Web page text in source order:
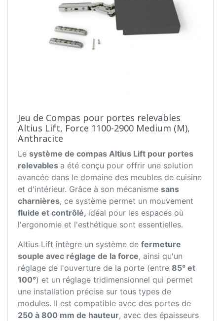
Jeu de Compas pour portes relevables
Altius Lift, Force 1100-2900 Medium (M),
Anthracite
Le système de compas Altius Lift pour portes
relevables a été conçu pour offrir une solution
avancée dans le domaine des meubles de cuisine
et d'intérieur. Grâce à son mécanisme sans
charnières, ce système permet un mouvement
fluide et contrôlé, idéal pour les espaces où
l'ergonomie et l'esthétique sont essentielles.
Altius Lift intègre un système de fermeture
souple avec réglage de la force, ainsi qu'un
réglage de l'ouverture de la porte (entre 85° et
100°) et un réglage tridimensionnel qui permet
une installation précise sur tous types de
modules. Il est compatible avec des portes de
250 à 800 mm de hauteur, avec des épaisseurs